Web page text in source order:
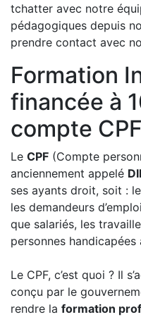
tchatter avec notre
pédagogiques depuis
prendre contact avec
Formation
financée à
compte CPF
Le CPF (Compte
anciennement appelé
ses ayants droit, soit :
les demandeurs
que salariés, les
personnes handicapées
Le CPF, c’est quoi ? Il
conçu par le
rendre la formation